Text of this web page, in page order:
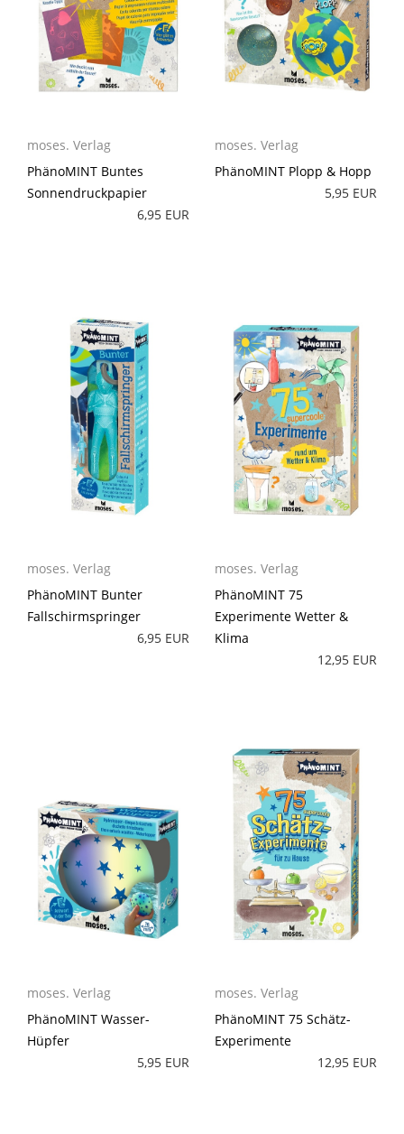
moses. Verlag
PhänoMINT Buntes
Sonnendruckpapier
6,95 EUR
moses. Verlag
PhänoMINT Plopp & Hopp
5,95 EUR
moses. Verlag
PhänoMINT Bunter
Fallschirmspringer
6,95 EUR
moses. Verlag
PhänoMINT 75
Experimente Wetter &
Klima
12,95 EUR
moses. Verlag
PhänoMINT Wasser-
Hüpfer
5,95 EUR
moses. Verlag
PhänoMINT 75 Schätz-
Experimente
12,95 EUR